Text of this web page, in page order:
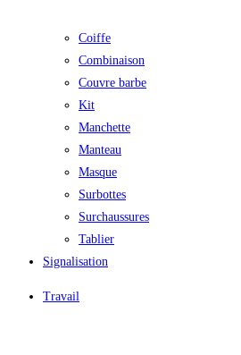
Coiffe
Combinaison
Couvre barbe
Kit
Manchette
Manteau
Masque
Surbottes
Surchaussures
Tablier
Signalisation
Travail